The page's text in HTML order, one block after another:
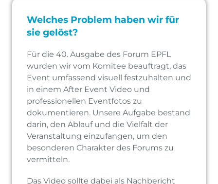
Welches Problem haben wir für
sie gelöst?
Für die 40. Ausgabe des Forum EPFL
wurden wir vom Komitee beauftragt, das
Event umfassend visuell festzuhalten und
in einem After Event Video und
professionellen Eventfotos zu
dokumentieren. Unsere Aufgabe bestand
darin, den Ablauf und die Vielfalt der
Veranstaltung einzufangen, um den
besonderen Charakter des Forums zu
vermitteln.
Das Video sollte dabei als Nachbericht